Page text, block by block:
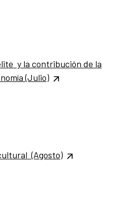
y la contribución de la
(Julio)
(Agosto)